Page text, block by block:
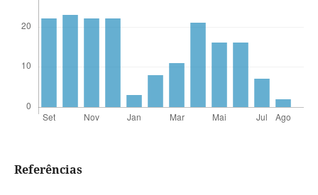
Referências